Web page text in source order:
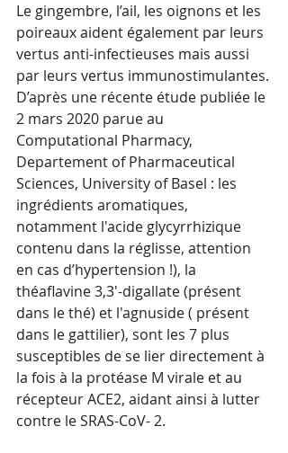
Le gingembre, l’ail, les oignons et les
poireaux aident également par leurs
vertus anti-infectieuses mais aussi
par leurs vertus immunostimulantes.
D’après une récente étude publiée le
2 mars 2020 parue au
Computational Pharmacy,
Departement of Pharmaceutical
Sciences, University of Basel : les
ingrédients aromatiques,
notamment l'acide glycyrrhizique
contenu dans la réglisse, attention
en cas d’hypertension !), la
théaflavine 3,3'-digallate (présent
dans le thé) et l'agnuside ( présent
dans le gattilier), sont les 7 plus
susceptibles de se lier directement à
la fois à la protéase M virale et au
récepteur ACE2, aidant ainsi à lutter
contre le SRAS-CoV- 2.